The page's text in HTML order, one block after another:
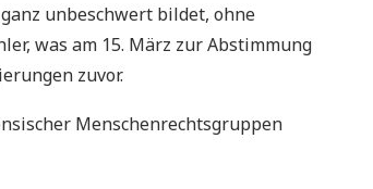
unbeschwert bildet, ohne
was am 15. März zur Abstimmung
zuvor.
Menschenrechtsgruppen